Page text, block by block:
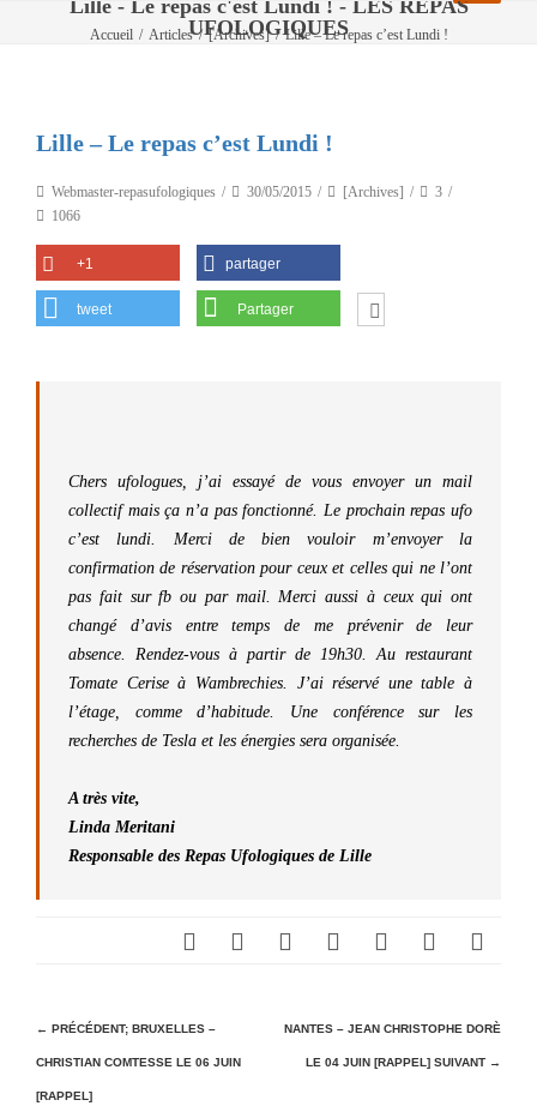
Lille - Le repas c'est Lundi ! - LES REPAS
UFOLOGIQUES
Accueil / Articles / [Archives] / Lille – Le repas c’est Lundi !
Lille – Le repas c’est Lundi !
Webmaster-repasufologiques 30/05/2015 [Archives]
3
1066
+1 partager
tweet Partager
Chers ufologues, j’ai essayé de vous envoyer un mail
collectif mais ça n’a pas fonctionné. Le prochain repas ufo
c’est lundi. Merci de bien vouloir m’envoyer la
confirmation de réservation pour ceux et celles qui ne l’ont
pas fait sur fb ou par mail. Merci aussi à ceux qui ont
changé d’avis entre temps de me prévenir de leur
absence. Rendez-vous à partir de 19h30. Au restaurant
Tomate Cerise à Wambrechies. J’ai réservé une table à
l’étage, comme d’habitude. Une conférence sur les
recherches de Tesla et les énergies sera organisée.
A très vite,
Linda Meritani
Responsable des Repas Ufologiques de Lille
N
a
v
← PRÉCÉDENT; BRUXELLES –
CHRISTIAN COMTESSE LE 06 JUIN
[RAPPEL]
NANTES – JEAN CHRISTOPHE DORÈ
LE 04 JUIN [RAPPEL] SUIVANT →